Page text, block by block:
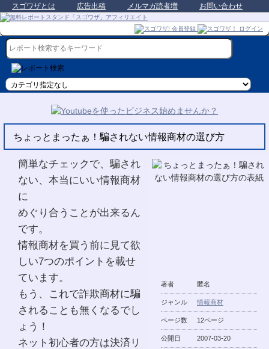
スゴワザとは 広告出稿 メルマガ読者増 お問い合わせ
ちょっとまったぁ！騙されない情報商材の選び方
著者 匿名
ジャンル 情報商材
ページ数 12ページ
公開日 2007-03-20
簡単なチェックで、騙され
ない、本当にいい情報商材
に
めぐり合うことが出来るん
です。
情報商材を買う前に見て欲
しい7つのポイントを載せ
ています。
もう、これで詐欺商材に騙
されることも無くなるでし
ょう！
ネット初心者の方は決済リ